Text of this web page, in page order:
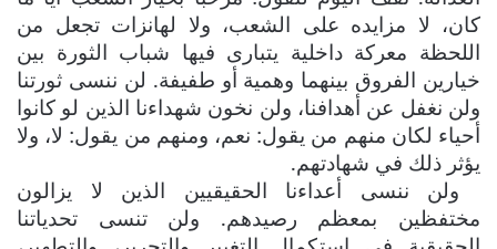
كان، لا مزايده على الشعب، ولا لهانزات تجعل من
اللحظة معركة داخلية يتبارى فيها شباب الثورة بين
خيارين الفروق بينهما وهمية أو طفيفة. لن ننسى ثورتنا
ولن نغفل عن أهدافنا، ولن نخون شهداءنا الذين لو كانوا
أحياء لكان منهم من يقول: نعم، ومنهم من يقول: لا، ولا
يؤثر ذلك في شهادتهم.
ولن ننسى أعداءنا الحقيقيين الذين لا يزالون
مختفظين بمعظم رصيدهم. ولن تنسى تحدياتنا